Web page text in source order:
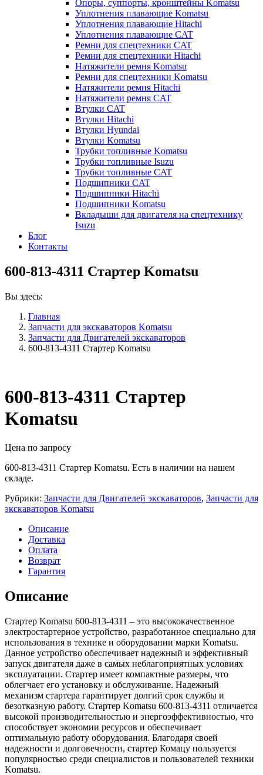
Опоры, суппорты, кронштейны Komatsu
Уплотнения плавающие Komatsu
Уплотнения плавающие Hitachi
Уплотнения плавающие CAT
Ремни для спецтехники CAT
Ремни для спецтехники Hitachi
Натяжители ремня Komatsu
Ремни для спецтехники Komatsu
Натяжители ремня Hitachi
Натяжители ремня CAT
Втулки CAT
Втулки Hitachi
Втулки Hyundai
Втулки Komatsu
Трубки топливные Komatsu
Трубки топливные Isuzu
Трубки топливные CAT
Подшипники CAT
Подшипники Hitachi
Подшипники Komatsu
Вкладыши для двигателя на спецтехнику
Isuzu
Блог
Контакты
600-813-4311 Стартер Komatsu
Вы здесь:
Главная
Запчасти для экскаваторов Komatsu
Запчасти для Двигателей экскаваторов
600-813-4311 Стартер Komatsu
600-813-4311 Стартер
Komatsu
Цена по запросу
600-813-4311 Стартер Komatsu. Есть в наличии на нашем
складе.
Рубрики: Запчасти для Двигателей экскаваторов, Запчасти для
экскаваторов Komatsu
Описание
Доставка
Оплата
Возврат
Гарантия
Описание
Стартер Komatsu 600-813-4311 – это высококачественное
электростартерное устройство, разработанное специально для
использования в технике и оборудовании марки Komatsu.
Данное устройство обеспечивает надежный и эффективный
запуск двигателя даже в самых неблагоприятных условиях
эксплуатации. Стартер имеет компактные размеры, что
облегчает его установку и обслуживание. Надежный
механизм стартера гарантирует долгий срок службы и
безотказную работу. Стартер Komatsu 600-813-4311 отличается
высокой производительностью и энергоэффективностью, что
способствует экономии ресурсов и обеспечивает
оптимальную работу оборудования. Благодаря своей
надежности и долговечности, стартер Комацу пользуется
популярностью среди специалистов и пользователей техники
Komatsu.